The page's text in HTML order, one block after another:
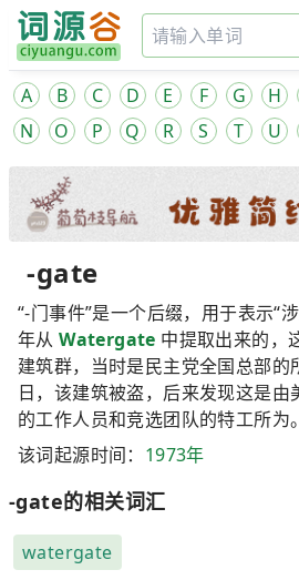
A B C D E F G H
N
O P Q R S T U
-gate
“-门事件”是一个后缀，用于表示“
年从Watergate 中提取出来的，
建筑群，当时是民主党全国总部
日，该建筑被盗，后来发现这是由
的工作人员和竞选团队的特工所为。
该词起源时间： 1973年
-gate的相关词汇
watergate